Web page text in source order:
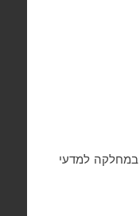
במחלקה למדעי